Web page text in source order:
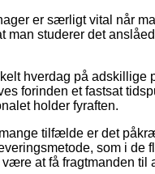
er særligt vital når
man studerer det
hverdag på adskillige
forinden et fastsat
holder fyraften.
tilfælde er det
som i de
at få fragtmanden til